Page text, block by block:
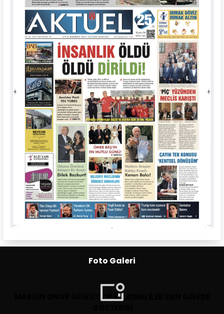
Foto Galeri
MARDİN ONUR GÜNÜ'NDE MARDİNLİLER'DEN GÖVDE